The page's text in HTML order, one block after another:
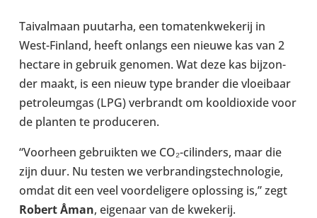
Taival­maan puutarha, een tomaten­k­wekerij in
West-​Finland, heeft onlangs een nieuwe kas van 2
hectare in gebruik genomen. Wat deze kas bijzon­
der maakt, is een nieuw type brander die vloeibaar
pet­ro­leum­gas (LPG) ver­brandt om kool­di­ox­ide voor
de planten te pro­du­ceren.
“Voorheen gebruikten we CO₂-​cilinders, maar die
zijn duur. Nu testen we ver­brand­ing­s­tech­no­lo­gie,
omdat dit een veel voor­deli­gere oplossing is,” zegt
Robert Åman, eigen­aar van de kwekerij.